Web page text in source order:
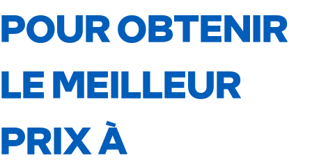
POUR OBTENIR
LE MEILLEUR
PRIX À